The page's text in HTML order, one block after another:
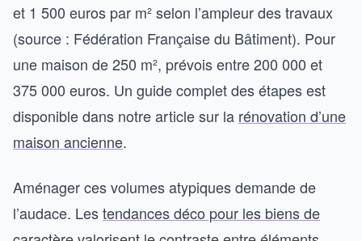
et 1 500 euros par m² selon l’ampleur des travaux
(source : Fédération Française du Bâtiment). Pour
une maison de 250 m², prévois entre 200 000 et
375 000 euros. Un guide complet des étapes est
disponible dans notre article sur la rénovation d’une
maison ancienne.
Aménager ces volumes atypiques demande de
l’audace. Lestendances déco pour les biens de